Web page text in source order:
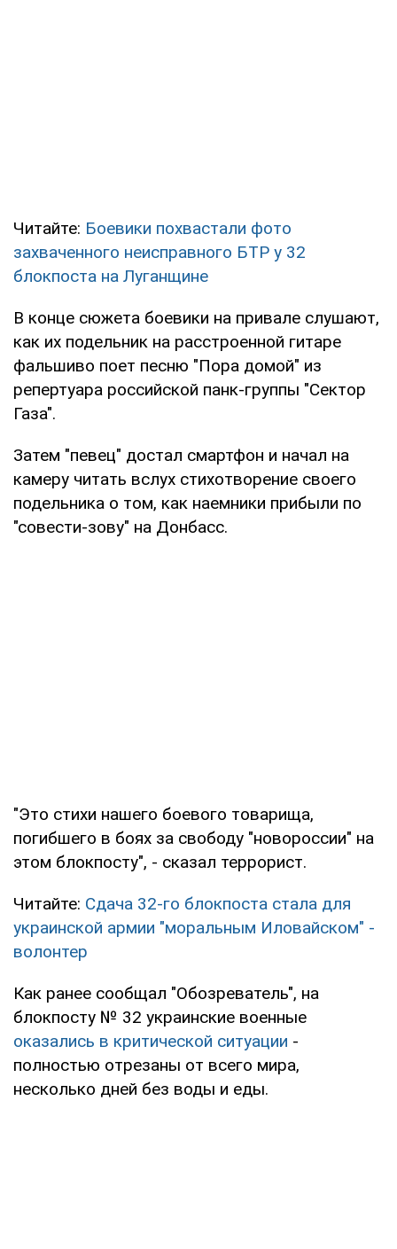
Читайте: Боевики похвастали фото
захваченного неисправного БТР у 32
блокпоста на Луганщине
В конце сюжета боевики на привале слушают,
как их подельник на расстроенной гитаре
фальшиво поет песню "Пора домой" из
репертуара российской панк-группы "Сектор
Газа".
Затем "певец" достал смартфон и начал на
камеру читать вслух стихотворение своего
подельника о том, как наемники прибыли по
"совести-зову" на Донбасс.
"Это стихи нашего боевого товарища,
погибшего в боях за свободу "новороссии" на
этом блокпосту", - сказал террорист.
Читайте: Сдача 32-го блокпоста стала для
украинской армии "моральным Иловайском" -
волонтер
Как ранее сообщал "Обозреватель", на
блокпосту № 32 украинские военные
оказались в критической ситуации -
полностью отрезаны от всего мира,
несколько дней без воды и еды.